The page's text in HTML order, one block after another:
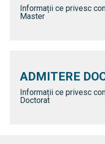
Informații ce privesc
Master
ADMITERE
Informații ce privesc
Doctorat